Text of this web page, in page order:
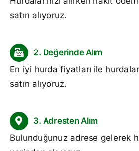
satın alıyoruz.
2. Değerinde Alım
En iyi hurda fiyatları ile
satın alıyoruz.
3. Adresten Alım
Bulunduğunuz adrese gelerek